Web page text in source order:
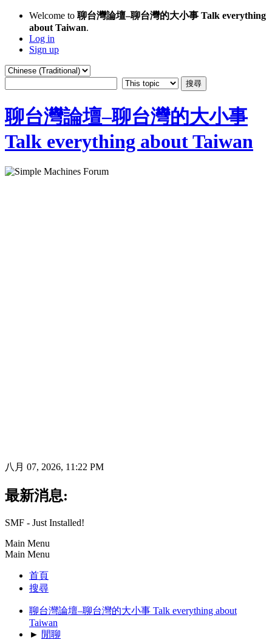
Welcome to 聊台灣論壇–聊台灣的大小事 Talk everything
about Taiwan.
Log in
Sign up
聊台灣論壇–聊台灣的大小事
Talk everything about Taiwan
八月 07, 2026, 11:22 PM
最新消息:
SMF - Just Installed!
Main Menu
Main Menu
首頁
搜尋
聊台灣論壇–聊台灣的大小事 Talk everything about
Taiwan
► 閒聊